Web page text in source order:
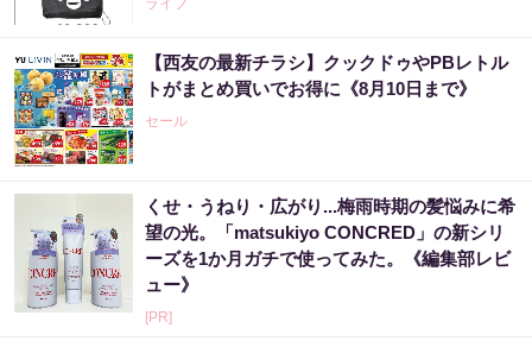
【西友の最新チラシ】クックドゥやPBレトル
トがまとめ買いでお得に《8月10日まで》
セール
くせ・うねり・広がり...梅雨時期の髪悩みに希
望の光。「matsukiyo CONCRED」の新シリ
ーズを1か月ガチで使ってみた。《編集部レビ
ュー》
[PR]